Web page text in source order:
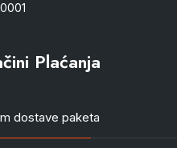
Plaćanja
dostave paketa